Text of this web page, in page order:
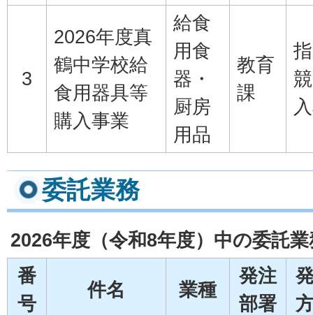
3
2026年度真
鶴中学校給
食用器具等
購入事業
給食
用食
器・
厨房
用品
教育
課
委託業務
2026年度（令和8年度）中の委託
番
号
件名 業種
発注
部署